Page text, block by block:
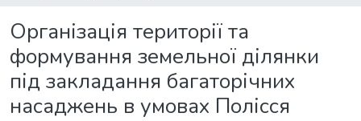
Організація території та
формування земельної ділянки
під закладання багаторічних
насаджень в умовах Полісся